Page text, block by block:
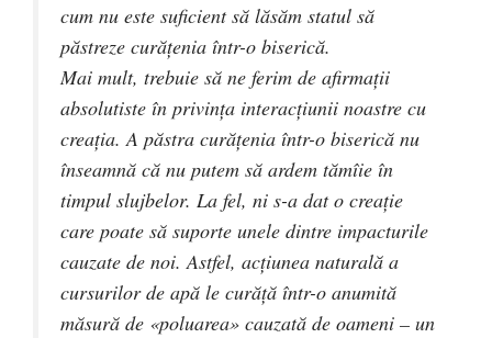
cum nu este suficient să lăsăm statul să
păstreze curăţenia într-o biserică.
Mai mult, trebuie să ne ferim de afirmaţii
absolutiste în privinţa interacţiunii noastre cu
creaţia. A păstra curăţenia într-o biserică nu
înseamnă că nu putem să ardem tămîie în
timpul slujbelor. La fel, ni s-a dat o creaţie
care poate să suporte unele dintre impacturile
cauzate de noi. Astfel, acţiunea naturală a
cursurilor de apă le curăţă într-o anumită
măsură de «poluarea» cauzată de oameni – un